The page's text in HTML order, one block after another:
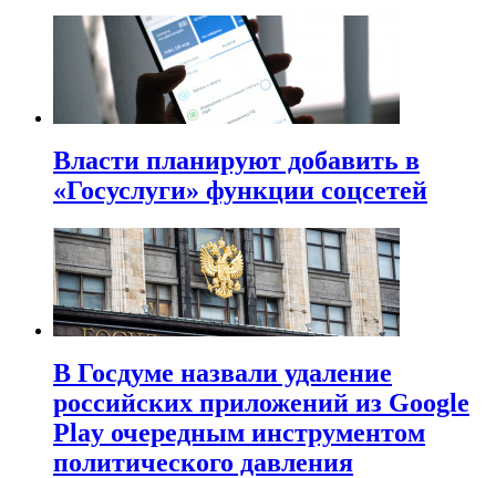
Власти планируют добавить в
«Госуслуги» функции соцсетей
В Госдуме назвали удаление
российских приложений из Google
Play очередным инструментом
политического давления